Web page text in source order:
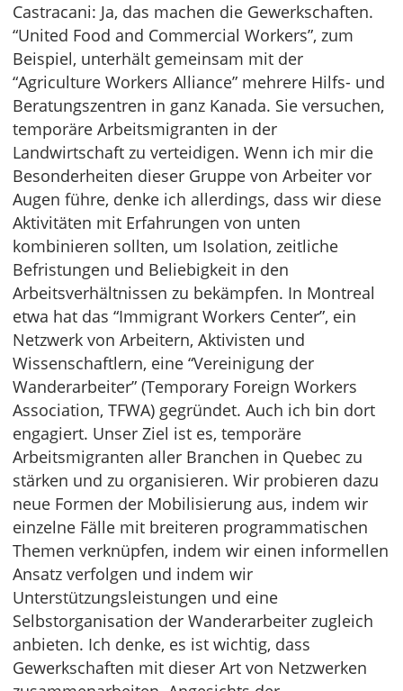
Castracani: Ja, das machen die Gewerkschaften.
“United Food and Commercial Workers”, zum
Beispiel, unterhält gemeinsam mit der
“Agriculture Workers Alliance” mehrere Hilfs- und
Beratungszentren in ganz Kanada. Sie versuchen,
temporäre Arbeitsmigranten in der
Landwirtschaft zu verteidigen. Wenn ich mir die
Besonderheiten dieser Gruppe von Arbeiter vor
Augen führe, denke ich allerdings, dass wir diese
Aktivitäten mit Erfahrungen von unten
kombinieren sollten, um Isolation, zeitliche
Befristungen und Beliebigkeit in den
Arbeitsverhältnissen zu bekämpfen. In Montreal
etwa hat das “Immigrant Workers Center”, ein
Netzwerk von Arbeitern, Aktivisten und
Wissenschaftlern, eine “Vereinigung der
Wanderarbeiter” (Temporary Foreign Workers
Association, TFWA) gegründet. Auch ich bin dort
engagiert. Unser Ziel ist es, temporäre
Arbeitsmigranten aller Branchen in Quebec zu
stärken und zu organisieren. Wir probieren dazu
neue Formen der Mobilisierung aus, indem wir
einzelne Fälle mit breiteren programmatischen
Themen verknüpfen, indem wir einen informellen
Ansatz verfolgen und indem wir
Unterstützungsleistungen und eine
Selbstorganisation der Wanderarbeiter zugleich
anbieten. Ich denke, es ist wichtig, dass
Gewerkschaften mit dieser Art von Netzwerken